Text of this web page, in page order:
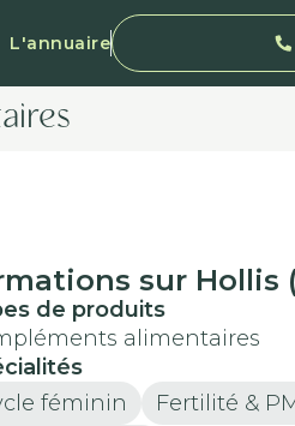
L'annuaire
sur Hollis
de produits
alimentaires
féminin
Fertilité &